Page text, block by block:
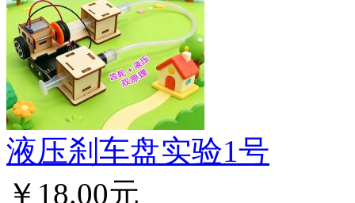
液压刹车盘实验1号
￥18.00元